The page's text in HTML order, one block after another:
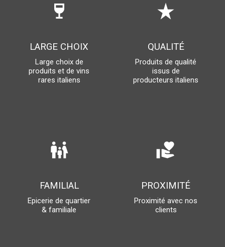
wine_bar
LARGE CHOIX
Large choix de
produits et de vins
rares italiens
star_rate
QUALITÉ
Produits de qualité
issus de
producteurs italiens
family_restroom
FAMILIAL
Epicerie de quartier
& familiale
volunteer_activism
PROXIMITÉ
Proximité avec nos
clients